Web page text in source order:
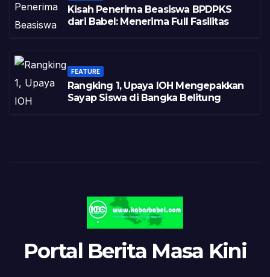
Kisah Penerima Beasiswa BPDPKS
dari Babel: Menerima Full Fasilitas
FEATURE
Rangking 1, Upaya IOH Mengepakkan
Sayap Siswa di Bangka Belitung
Portal Berita Masa Kini